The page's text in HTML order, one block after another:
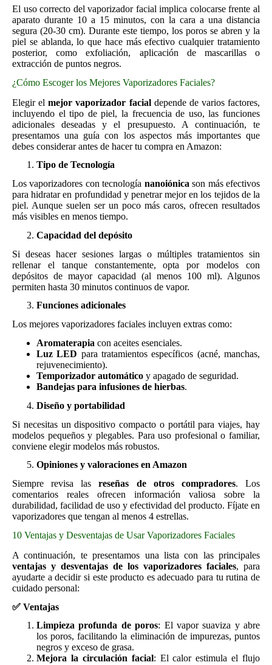
El uso correcto del vaporizador facial implica colocarse frente al
aparato durante 10 a 15 minutos, con la cara a una distancia
segura (20-30 cm). Durante este tiempo, los poros se abren y la
piel se ablanda, lo que hace más efectivo cualquier tratamiento
posterior, como exfoliación, aplicación de mascarillas o
extracción de puntos negros.
¿Cómo Escoger los Mejores Vaporizadores Faciales?
Elegir elmejor vaporizador facialdepende de varios factores,
incluyendo el tipo de piel, la frecuencia de uso, las funciones
adicionales deseadas y el presupuesto. A continuación, te
presentamos una guía con los aspectos más importantes que
debes considerar antes de hacer tu compra en Amazon:
Tipo de Tecnología
Los vaporizadores con tecnología nanoiónica son más efectivos
para hidratar en profundidad y penetrar mejor en los tejidos de la
piel. Aunque suelen ser un poco más caros, ofrecen resultados
más visibles en menos tiempo.
Capacidad del depósito
Si deseas hacer sesiones largas o múltiples tratamientos sin
rellenar el tanque constantemente, opta por modelos con
depósitos de mayor capacidad (al menos 100 ml). Algunos
permiten hasta 30 minutos continuos de vapor.
Funciones adicionales
Los mejores vaporizadores faciales incluyen extras como:
Aromaterapia con aceites esenciales.
Luz LED para tratamientos específicos (acné, manchas,
rejuvenecimiento).
Temporizador automático y apagado de seguridad.
Bandejas para infusiones de hierbas.
Diseño y portabilidad
Si necesitas un dispositivo compacto o portátil para viajes, hay
modelos pequeños y plegables. Para uso profesional o familiar,
conviene elegir modelos más robustos.
Opiniones y valoraciones en Amazon
Siempre revisa lasreseñas de otros compradores. Los
comentarios reales ofrecen información valiosa sobre la
durabilidad, facilidad de uso y efectividad del producto. Fíjate en
vaporizadores que tengan al menos 4 estrellas.
10 Ventajas y Desventajas de Usar Vaporizadores Faciales
A continuación, te presentamos una lista con las principales
ventajas y desventajas de los vaporizadores faciales, para
ayudarte a decidir si este producto es adecuado para tu rutina de
cuidado personal:
✅ Ventajas
Limpieza profunda de poros: El vapor suaviza y abre
los poros, facilitando la eliminación de impurezas, puntos
negros y exceso de grasa.
Mejora la circulación facial: El calor estimula el flujo